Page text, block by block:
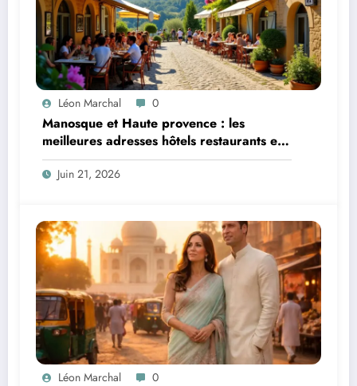
Léon Marchal 0
Manosque et Haute provence : les
meilleures adresses hôtels restaurants et
activités d’une locale
Juin 21, 2026
Léon Marchal 0